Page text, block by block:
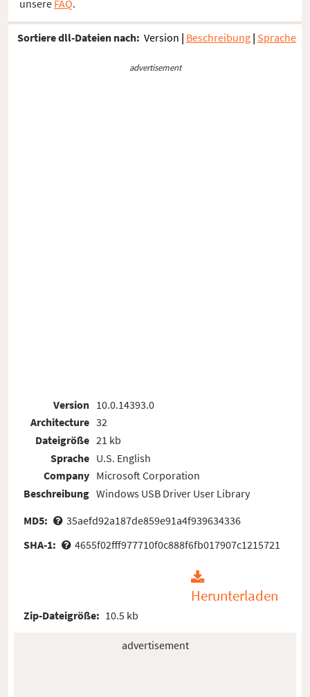
unsere FAQ.
Sortiere dll-Dateien nach: Version | Beschreibung | Sprache
advertisement
Version
Architecture
Dateigröße
Sprache
Company
Beschreibung
10.0.14393.0
32
21 kb
U.S. English
Microsoft Corporation
Windows USB Driver User Library
MD5:
35aefd92a187de859e91a4f939634336
SHA-1:
4655f02fff977710f0c888f6fb017907c1215721
Herunterladen
Zip-Dateigröße: 10.5 kb
advertisement